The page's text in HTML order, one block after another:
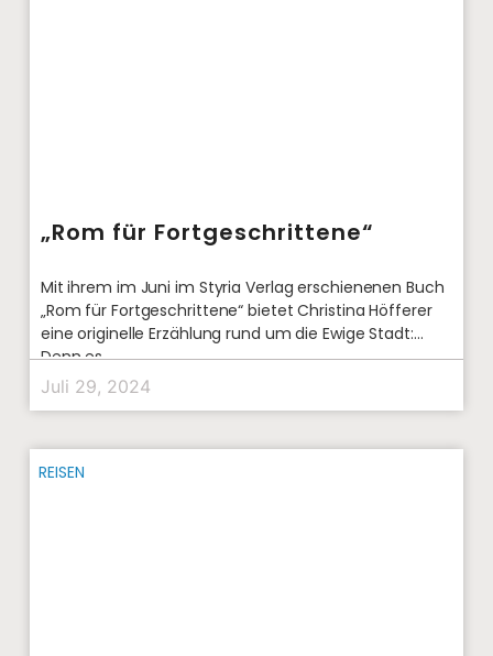
„Rom für Fortgeschrittene“
Mit ihrem im Juni im Styria Verlag erschienenen Buch
„Rom für Fortgeschrittene“ bietet Christina Höfferer
eine originelle Erzählung rund um die Ewige Stadt:
Denn es
Juli 29, 2024
REISEN